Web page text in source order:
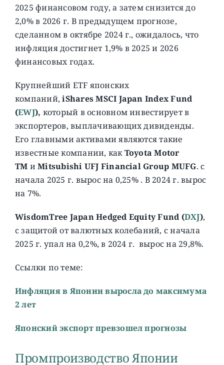
2025 финансовом году, а затем снизится до
2,0% в 2026 г. В предыдущем прогнозе,
сделанном в октябре 2024 г., ожидалось, что
инфляция достигнет 1,9% в 2025 и 2026
финансовых годах.
Крупнейший ETF японских
компаний, iShares MSCI Japan Index Fund
(EWJ), который в основном инвестирует в
экспортеров, выплачивающих дивиденды.
Его главными активами являются такие
известные компании, какToyota Motor
TM иMitsubishi UFJ Financial Group MUFG. с
начала 2025 г. вырос на 0,25% . В 2024 г. вырос
на 7%.
WisdomTree Japan Hedged Equity Fund (DXJ),
c защитой от валютных колебаний, с начала
2025 г. упал на 0,2%, в 2024 г. вырос на 29,8%.
Ссылки по теме:
Инфляция в Японии выросла до максимума
2 лет
Японский экспорт превзошел прогнозы
Промпроизводство Японии